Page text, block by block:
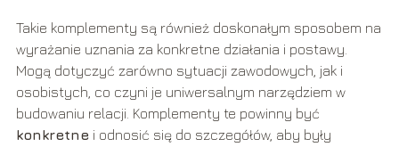
Takie komplementy są również doskonałym sposobem na
wyrażanie uznania za konkretne działania i postawy.
Mogą dotyczyć zarówno sytuacji zawodowych, jak i
osobistych, co czyni je uniwersalnym narzędziem w
budowaniu relacji. Komplementy te powinny być
konkretnei odnosić się do szczegółów, aby były